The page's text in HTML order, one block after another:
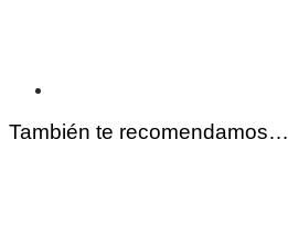
También te recomendamos…